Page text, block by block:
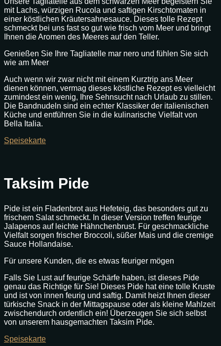
mit Lachs, würzigen Rucola und saftigen Kirschtomaten in
einer köstlichen Kräutersahnesauce. Dieses tolle Rezept
schmeckt bei uns fast so gut wie frisch vom Meer und bringt
Ihnen die Aromen des Meeres auf den Teller.
Genießen Sie Ihre Tagliatelle mar nero und fühlen Sie sich
wie am Meer
Auch wenn wir zwar nicht mit einem Kurztrip ans Meer
dienen können, vermag dieses köstliche Rezept es vielleicht
zumindest ein wenig, Ihre Sehnsucht nach Urlaub zu stillen.
Die Bandnudeln sind ein echter Klassiker der italienischen
Küche und entführen Sie in die kulinarische Vielfalt von
Bella Italia.
Speisekarte
Taksim Pide
Pide ist ein Fladenbrot aus Hefeteig, das besonders gut zu
frischem Salat schmeckt. In dieser Version treffen feurige
Jalapenos auf leichte Hähnchenbrust. Für geschmackliche
Vielfalt sorgen frischer Broccoli, süßer Mais und die cremige
Sauce Hollandaise.
Für unsere Kunden, die es etwas feuriger mögen
Falls Sie Lust auf feurige Schärfe haben, ist dieses Pide
genau das Richtige für Sie! Dieses Pide hat eine tolle Kruste
und ist von innen feurig und saftig. Damit heizt Ihnen dieser
türkische Snack in der Mittagspause oder als kleine Mahlzeit
zwischendurch ordentlich ein! Überzeugen Sie sich selbst
von unserem hausgemachten Taksim Pide.
Speisekarte